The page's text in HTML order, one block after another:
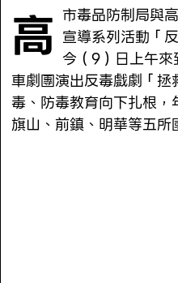
高 市毒品防制局與
宣導系列活動「
今（9）日上午
車劇團演出反毒戲劇「
毒、防毒教育向下扎根，
旗山、前鎮、明華等五所